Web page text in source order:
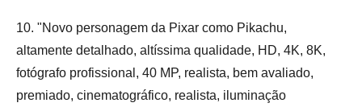
10. "Novo personagem da Pixar como Pikachu,
altamente detalhado, altíssima qualidade, HD, 4K, 8K,
fotógrafo profissional, 40 MP, realista, bem avaliado,
premiado, cinematográfico, realista, iluminação